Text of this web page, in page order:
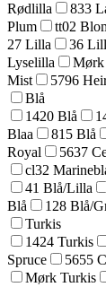
Rødlilla
833
Plum
tt02
27 Lilla
36
Lyselilla
Mist
5796
Blå
1420 Blå
Blaa
815 Blå
Royal
5637
cl32
41 Blå/Lilla
Blå
128 Blå/
Turkis
1424 Turkis
Spruce
5655
Mørk Turkis